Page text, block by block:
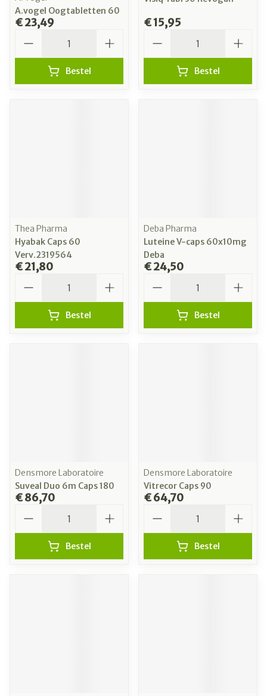
A.vogel Oogtabletten 60
€ 23,49
Bestel
€ 15,95
Bestel
Thea Pharma
Hyabak Caps 60
Verv.2319564
€ 21,80
Bestel
Deba Pharma
Luteine V-caps 60x10mg
Deba
€ 24,50
Bestel
Densmore Laboratoire
Suveal Duo 6m Caps 180
€ 86,70
Bestel
Densmore Laboratoire
Vitrecor Caps 90
€ 64,70
Bestel